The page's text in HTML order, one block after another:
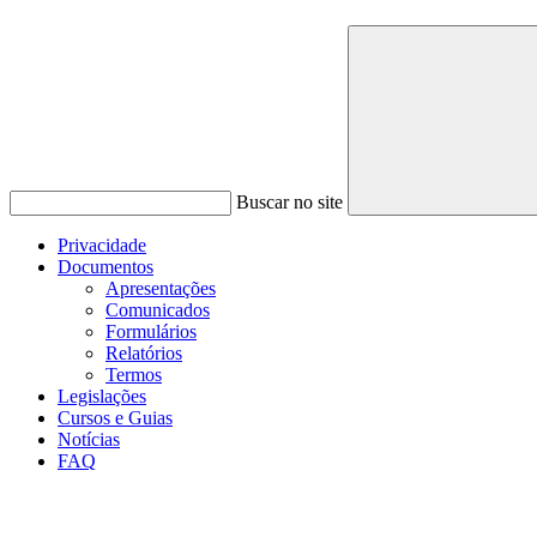
Buscar no site
Privacidade
Documentos
Apresentações
Comunicados
Formulários
Relatórios
Termos
Legislações
Cursos e Guias
Notícias
FAQ